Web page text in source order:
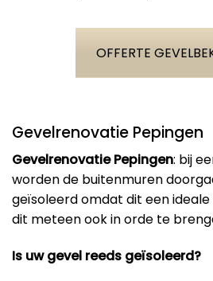
OFFERTE
Gevelrenovatie Pepingen
Gevelrenovatie Pepingen: bij
worden de buitenmuren
geïsoleerd omdat dit een
dit meteen ook in orde te
Is uw gevel reeds geïsoleerd?